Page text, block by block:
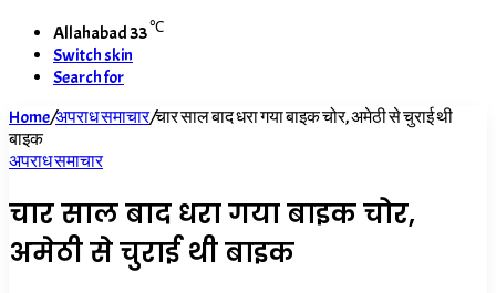
Allahabad33℃
Switch skin
Search for
Home/अपराध समाचार/चार साल बाद धरा गया बाइक चोर, अमेठी से चुराई थी
बाइक
अपराध समाचार
चार साल बाद धरा गया बाइक चोर,
अमेठी से चुराई थी बाइक